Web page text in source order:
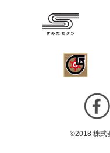
©2018 株式